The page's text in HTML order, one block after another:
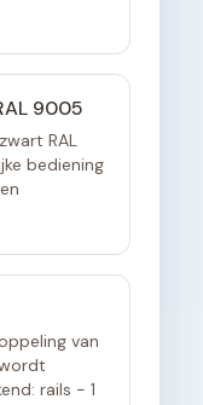
9005
RAL
bediening
van
rails - 1